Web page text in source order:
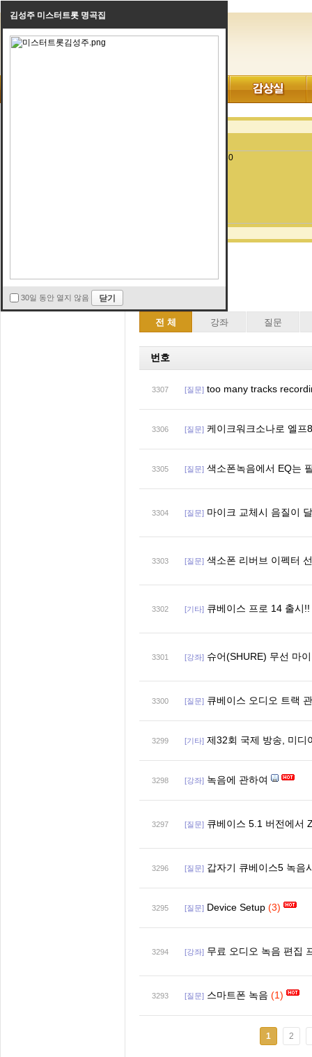
전 체 강좌 질문
번호
3307 [질문] too many tracks
3306 [질문] 케이크워크소나로 엘
3305 [질문] 색소폰녹음에서 EQ는
3304 [질문] 마이크 교체시 음질이
3303 [질문] 색소폰 리버브 이펙터
3302 [기타] 큐베이스 프로 14 출시!!
3301 [강좌] 슈어(SHURE) 무선 마
3300 [질문] 큐베이스 오디오 트랙
3299 [기타] 제32회 국제 방송, 미
3298 [강좌] 녹음에 관하여
3297 [질문] 큐베이스 5.1 버전에서
3296 [질문] 갑자기 큐베이스5 녹
3295 [질문] Device Setup (3)
3294 [강좌] 무료 오디오 녹음 편집
3293 [질문] 스마트폰 녹음 (1)
1 2
김성주 미스터트롯 명곡집
30일 동안 열지 않음